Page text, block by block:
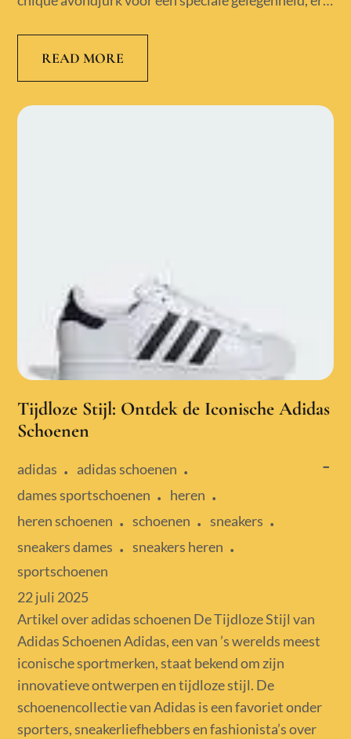
READ MORE
Tijdloze Stijl: Ontdek de Iconische Adidas
Schoenen
adidas
adidas schoenen
dames sportschoenen
heren
heren schoenen
schoenen
sneakers
sneakers dames
sneakers heren
sportschoenen
Posted
on
22 juli 2025
Artikel over adidas schoenen De Tijdloze Stijl van
Adidas Schoenen Adidas, een van ’s werelds meest
iconische sportmerken, staat bekend om zijn
innovatieve ontwerpen en tijdloze stijl. De
schoenencollectie van Adidas is een favoriet onder
sporters, sneakerliefhebbers en fashionista’s over